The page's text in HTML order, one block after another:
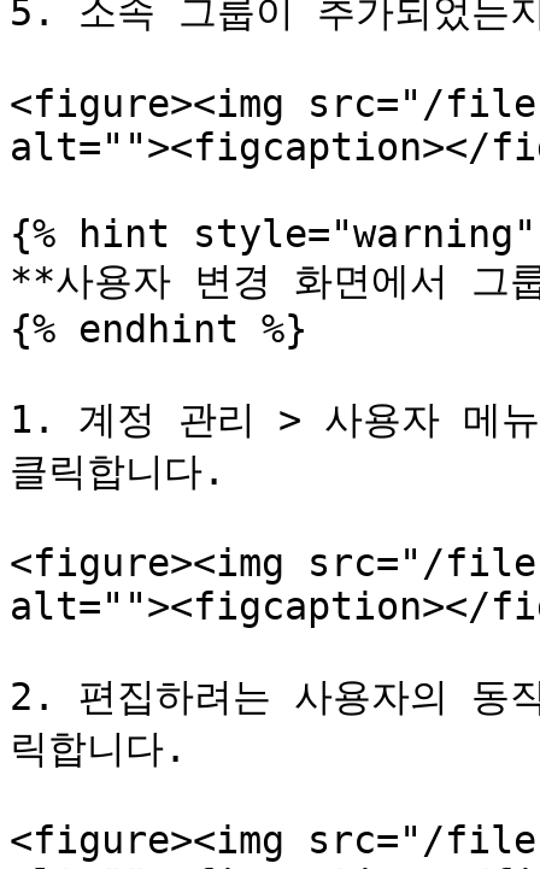
5. 소속 그룹이 추가되었는
<figure><img src="/files/
alt=""><figcaption></
{% hint style="warning"
**사용자 변경 화면에서 그
{% endhint %}
1. 계정 관리 > 사용자 메
클릭합니다.
<figure><img src="/files/
alt=""><figcaption></
2. 편집하려는 사용자의 동
릭합니다.
<figure><img src="/files/